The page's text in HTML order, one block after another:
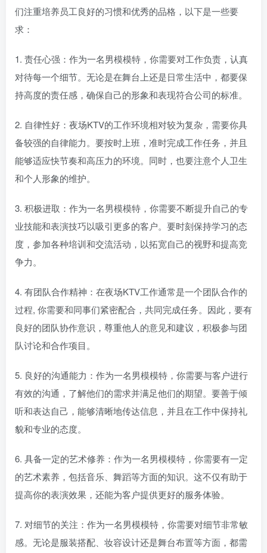
们注重培养员工良好的习惯和优秀的品格，以下是一些要
求：
1. 责任心强：作为一名男模模特，你需要对工作负责，认真
对待每一个细节。无论是在舞台上还是日常生活中，都要保
持高度的责任感，确保自己的形象和表现符合公司的标准。
2. 自律性好：夜场KTV的工作环境相对较为复杂，需要你具
备较强的自律能力。要按时上班，准时完成工作任务，并且
能够适应快节奏和高压力的环境。同时，也要注意个人卫生
和个人形象的维护。
3. 积极进取：作为一名男模模特，你需要不断提升自己的专
业技能和表演技巧以吸引更多的客户。要时刻保持学习的态
度，参加各种培训和交流活动，以拓宽自己的视野和提高竞
争力。
4. 有团队合作精神：在夜场KTV工作通常是一个团队合作的
过程, 你需要和同事们紧密配合，共同完成任务。因此，要有
良好的团队协作意识，尊重他人的意见和建议，积极参与团
队讨论和合作项目。
5. 良好的沟通能力：作为一名男模模特，你需要与客户进行
有效的沟通，了解他们的需求并满足他们的期望。要善于倾
听和表达自己，能够清晰地传达信息，并且在工作中保持礼
貌和专业的态度。
6. 具备一定的艺术修养：作为一名男模模特，你需要有一定
的艺术素养，包括音乐、舞蹈等方面的知识。这不仅有助于
提高你的表演效果，还能为客户提供更好的服务体验。
7. 对细节的关注：作为一名男模模特，你需要对细节非常敏
感。无论是服装搭配、妆容设计还是舞台布置等方面，都需